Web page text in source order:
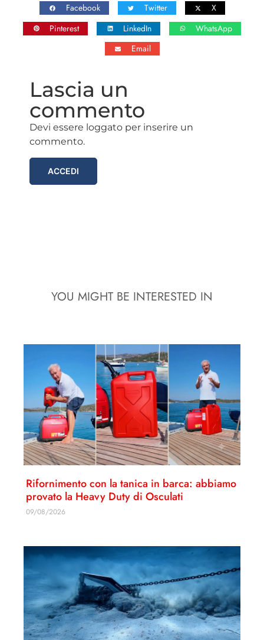
Facebook Twitter
X
Pinterest
LinkedIn
WhatsApp
Email
Lascia un
commento
Devi essere loggato per inserire un
commento.
ACCEDI
YOU MIGHT BE INTERESTED IN
Rifornimento con la tanica in barca: abbiamo
provato la Heavy Duty di Osculati
09/08/2026